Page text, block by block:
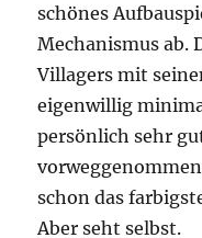
schönes
Mechanismus ab.
Villagers mit
eigenwillig
persönlich sehr
schon das
Aber seht selbst.